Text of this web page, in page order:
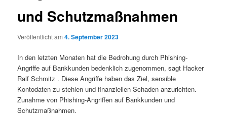
und Schutzmaßnahmen
Veröffentlicht am4. September 2023
In den letzten Monaten hat die Bedrohung durch Phishing-
Angriffe auf Bankkunden bedenklich zugenommen, sagt Hacker
Ralf Schmitz . Diese Angriffe haben das Ziel, sensible
Kontodaten zu stehlen und finanziellen Schaden anzurichten.
Zunahme von Phishing-Angriffen auf Bankkunden und
Schutzmaßnahmen.